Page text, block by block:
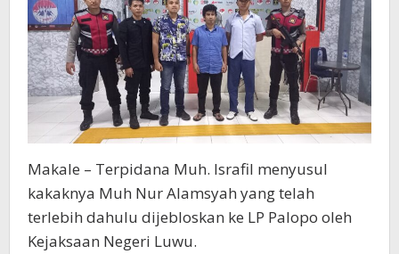
Makale – Terpidana Muh. Israfil menyusul
kakaknya Muh Nur Alamsyah yang telah
terlebih dahulu dijebloskan ke LP Palopo oleh
Kejaksaan Negeri Luwu.